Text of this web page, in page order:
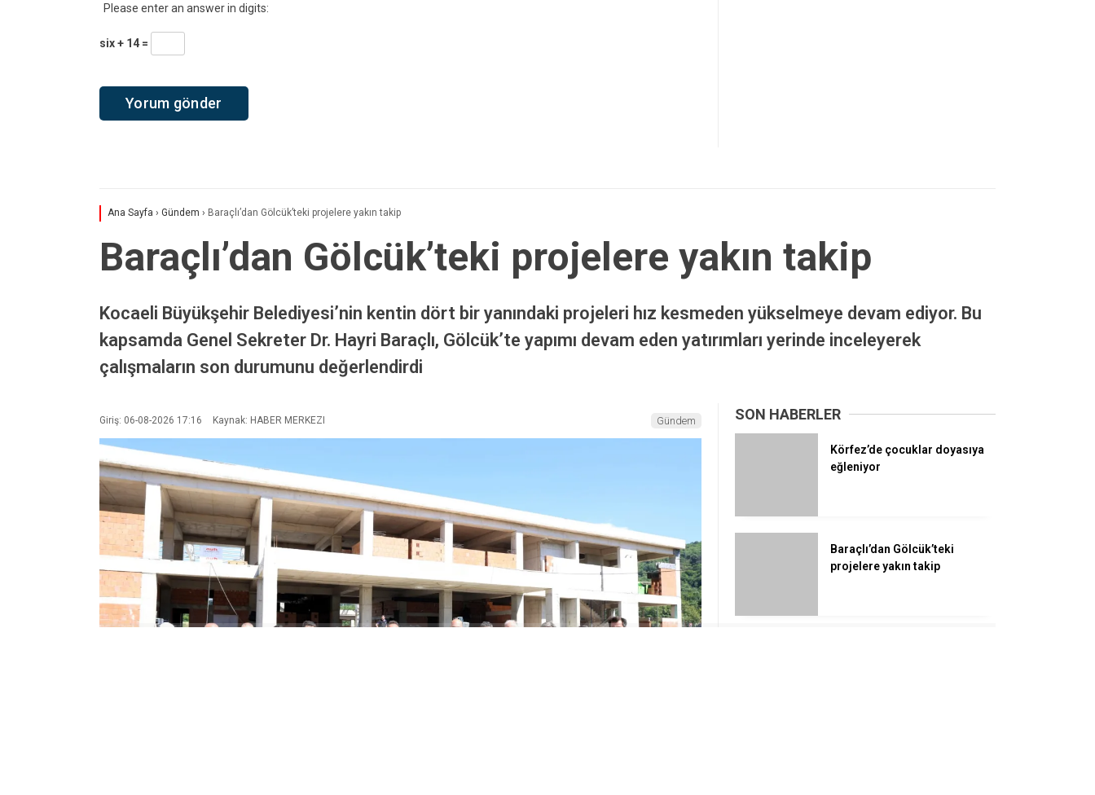
Please enter an answer in digits:
six + 14 =
Ana Sayfa › Gündem › Baraçlı’dan Gölcük’teki projelere yakın takip
Baraçlı’dan Gölcük’teki projelere yakın takip
Kocaeli Büyükşehir Belediyesi’nin kentin dört bir yanındaki projeleri hız kesmeden yükselmeye devam ediyor. Bu
kapsamda Genel Sekreter Dr. Hayri Baraçlı, Gölcük’te yapımı devam eden yatırımları yerinde inceleyerek
çalışmaların son durumunu değerlendirdi
Giriş: 06-08-2026 17:16 Kaynak: HABER MERKEZI Gündem SON HABERLER
Körfez’de çocuklar doyasıya
eğleniyor